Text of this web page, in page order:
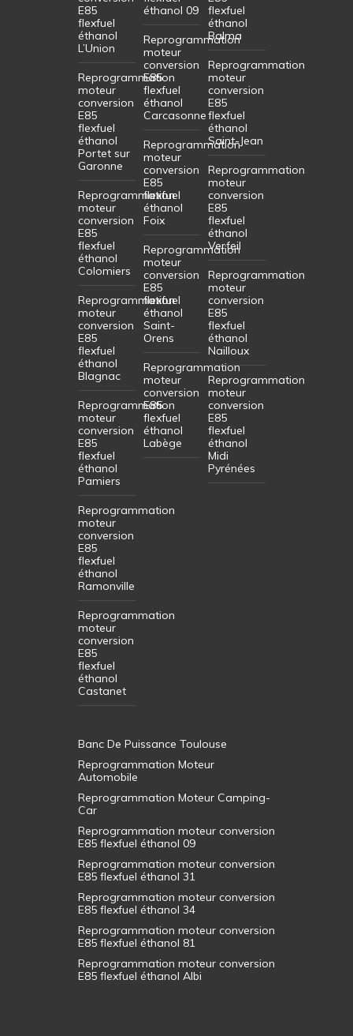
E85
flexfuel
éthanol
L’Union
Reprogrammation
moteur
conversion
E85
flexfuel
éthanol
Portet sur
Garonne
Reprogrammation
moteur
conversion
E85
flexfuel
éthanol
Colomiers
Reprogrammation
moteur
conversion
E85
flexfuel
éthanol
Blagnac
Reprogrammation
moteur
conversion
E85
flexfuel
éthanol
Pamiers
Reprogrammation
moteur
conversion
E85
flexfuel
éthanol
Ramonville
Reprogrammation
moteur
conversion
E85
flexfuel
éthanol
Castanet
éthanol 09
Reprogrammation
moteur
conversion
E85
flexfuel
éthanol
Carcasonne
Reprogrammation
moteur
conversion
E85
flexfuel
éthanol
Foix
Reprogrammation
moteur
conversion
E85
flexfuel
éthanol
Saint-
Orens
Reprogrammation
moteur
conversion
E85
flexfuel
éthanol
Labège
flexfuel
éthanol
Balma
Reprogrammation
moteur
conversion
E85
flexfuel
éthanol
Saint-Jean
Reprogrammation
moteur
conversion
E85
flexfuel
éthanol
Verfeil
Reprogrammation
moteur
conversion
E85
flexfuel
éthanol
Nailloux
Reprogrammation
moteur
conversion
E85
flexfuel
éthanol
Midi
Pyrénées
Banc De Puissance Toulouse
Reprogrammation Moteur
Automobile
Reprogrammation Moteur Camping-
Car
Reprogrammation moteur conversion
E85 flexfuel éthanol 09
Reprogrammation moteur conversion
E85 flexfuel éthanol 31
Reprogrammation moteur conversion
E85 flexfuel éthanol 34
Reprogrammation moteur conversion
E85 flexfuel éthanol 81
Reprogrammation moteur conversion
E85 flexfuel éthanol Albi